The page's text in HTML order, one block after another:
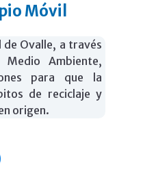
Móvil
Ovalle, a través
Ambiente,
para que la
de reciclaje y
origen.